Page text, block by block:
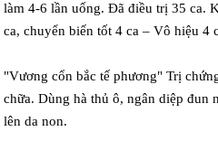
làm 4-6 lần uống. Đã điều trị 35 ca.
ca, chuyển biến tốt 4 ca – Vô hiệu 4
"Vương cổn bắc tế phương" Trị
chữa. Dùng hà thủ ô, ngân diệp đun
lên da non.